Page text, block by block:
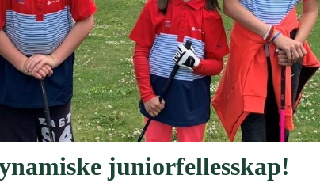
juniorfellesskap!